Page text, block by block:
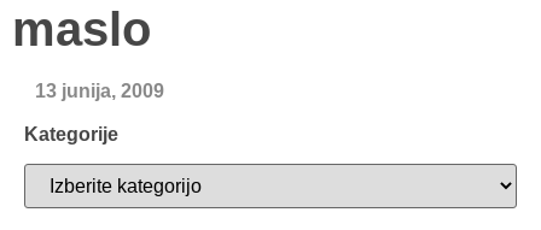
maslo
13 junija, 2009
Kategorije